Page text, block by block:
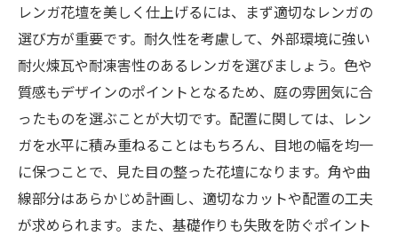
レンガ花壇を美しく仕上げるには、まず適切なレンガの
選び方が重要です。耐久性を考慮して、外部環境に強い
耐火煉瓦や耐凍害性のあるレンガを選びましょう。色や
質感もデザインのポイントとなるため、庭の雰囲気に合
ったものを選ぶことが大切です。配置に関しては、レン
ガを水平に積み重ねることはもちろん、目地の幅を均一
に保つことで、見た目の整った花壇になります。角や曲
線部分はあらかじめ計画し、適切なカットや配置の工夫
が求められます。また、基礎作りも失敗を防ぐポイント